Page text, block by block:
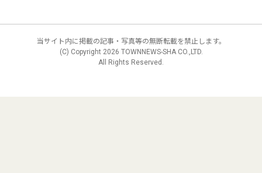
当サイト内に掲載の記事・写真等の無断転載を禁止します。
(C) Copyright 2026 TOWNNEWS-SHA CO.,LTD.
All Rights Reserved.